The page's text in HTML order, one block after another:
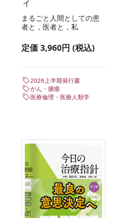
まるごと人間としての患
者と，医者と，私
定価 3,960円 (税込)
2026上半期発行書
がん・腫瘍
医療倫理・医療人類学